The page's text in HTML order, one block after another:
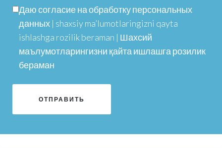
Даю согласие на обработку персональных
данных | shaxsiy ma’lumotlaringizni qayta
ishlashga rozilik beraman | Шахсий
маълумотларингизни қайта ишлашга розилик
бераман